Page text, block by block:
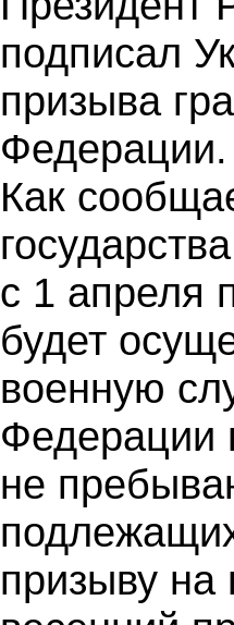
подписал
призыва
Федерации.
Как
с 1 апреля
будет
военную
Федерации
не
призыву на